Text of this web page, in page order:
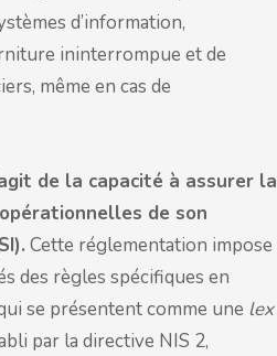
d’information,
ininterrompue et de
même en cas de
de la capacité à assurer la
de son
Cette réglementation impose
des règles spécifiques en
se présentent comme une lex
par la directive NIS 2,